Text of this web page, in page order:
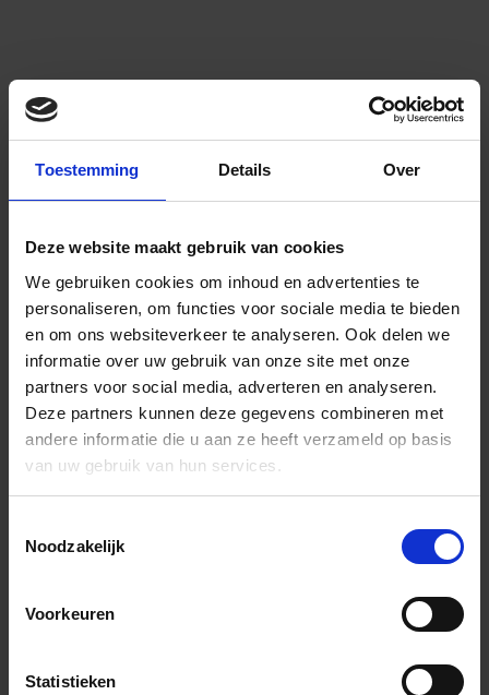
Toestemming Details Over
Deze website maakt gebruik van cookies
We gebruiken cookies om inhoud en advertenties te
personaliseren, om functies voor sociale media te bieden
en om ons websiteverkeer te analyseren. Ook delen we
informatie over uw gebruik van onze site met onze
partners voor social media, adverteren en analyseren.
Deze partners kunnen deze gegevens combineren met
andere informatie die u aan ze heeft verzameld op basis
van uw gebruik van hun services.
Noodzakelijk
Voorkeuren
Statistieken